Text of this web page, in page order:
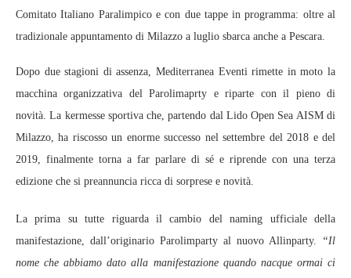
Comitato Italiano Paralimpico e con due tappe in programma: oltre al
tradizionale appuntamento di Milazzo a luglio sbarca anche a Pescara.
Dopo due stagioni di assenza, Mediterranea Eventi rimette in moto la
macchina organizzativa del Parolimaprty e riparte con il pieno di
novità. La kermesse sportiva che, partendo dal Lido Open Sea AISM di
Milazzo, ha riscosso un enorme successo nel settembre del 2018 e del
2019, finalmente torna a far parlare di sé e riprende con una terza
edizione che si preannuncia ricca di sorprese e novità.
La prima su tutte riguarda il cambio del naming ufficiale della
manifestazione, dall’originario Parolimparty al nuovo Allinparty.
“Il
nome che abbiamo dato alla manifestazione quando nacque ormai ci